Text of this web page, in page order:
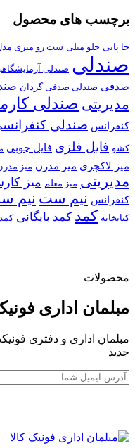
برچسب های محصول
جا پایی جلو مبلی ست رو میزی مدل
صندلی صندلی
صدفی صندلی صدفی گردان
مدیریتی صندلی
کنفرانس صندلی
کشو فایل فلزی فایل چوبی
میز لاکچری میز مدرن میز
مدیریتی میز معلم میز
کنفرانس نیم ست نیم
کتابخانه کمد کمد بایگانی
محصولات
مبلمان اداری
مبلمان اداری و دفتری
جدید